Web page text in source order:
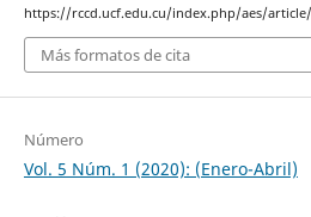
https://rccd.ucf.edu.cu/index.php/aes/
Más formatos de cita
Número
Vol. 5 Núm. 1 (2020): (Enero-Abril)